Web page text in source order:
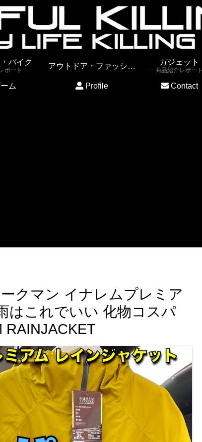
バイク
ポート
アウトドア・ファッション
ガジェット
商品紹介レポート
ム
Profile Contact
クマン イナレムプレミア
はこれでいい 化物コスパ
RAINJACKET